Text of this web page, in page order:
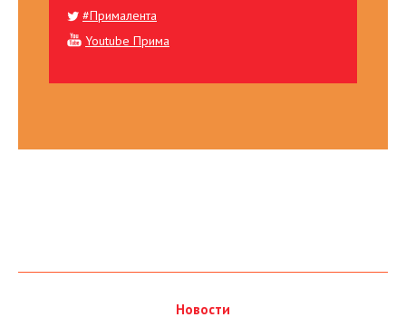
#Прималента
Youtube Прима
Новости